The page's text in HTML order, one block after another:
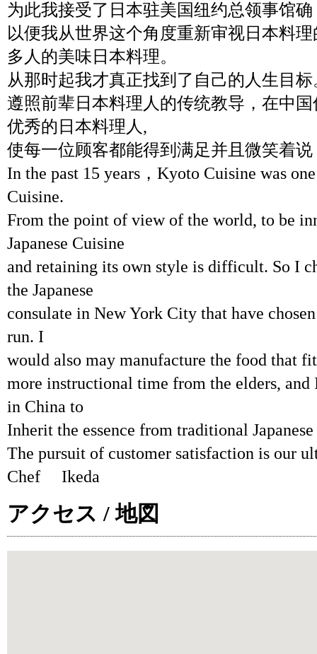
为此我接受了日本驻美国纽约总领事馆
以便我从世界这个角度重新审视日本料
多人的美味日本料理。
从那时起我才真正找到了自己的人生目标
遵照前辈日本料理人的传统教导，在中
优秀的日本料理人,
使每一位顾客都能得到满足并且微笑着
In the past 15 years，Kyoto Cuisine was
Cuisine.
From the point of view of the world, to be
Japanese Cuisine
and retaining its own style is difficult. So I
the Japanese
consulate in New York City that have
run. I
would also may manufacture the food that
more instructional time from the elders,
in China to
Inherit the essence from traditional
The pursuit of customer satisfaction is our
Chef Ikeda
アクセス / 地図